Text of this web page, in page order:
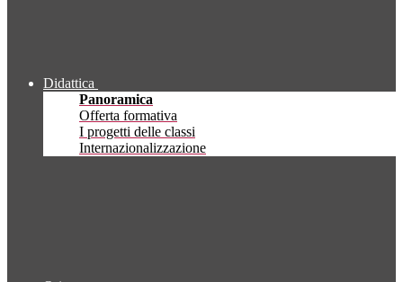
Didattica
Panoramica
Offerta formativa
I progetti delle classi
Internazionalizzazione